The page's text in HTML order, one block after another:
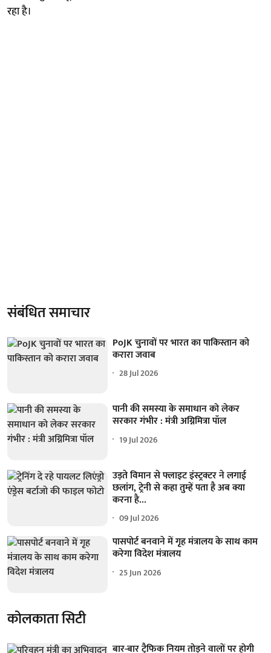
रहा है।
संबंधित समाचार
PoJK चुनावों पर भारत का पाकिस्तान को
करारा जवाब
28 Jul 2026
पानी की समस्या के समाधान को लेकर
सरकार गंभीर : मंत्री अग्निमित्रा पॉल
19 Jul 2026
उड़ते विमान से फ्लाइट इंस्ट्रक्टर ने लगाई
छलांग, ट्रेनी से कहा तुम्हें पता है अब क्या
करना है...
09 Jul 2026
पासपोर्ट बनवाने में गृह मंत्रालय के साथ काम
करेगा विदेश मंत्रालय
25 Jun 2026
कोलकाता सिटी
बार-बार ट्रैफिक नियम तोड़ने वालों पर होगी